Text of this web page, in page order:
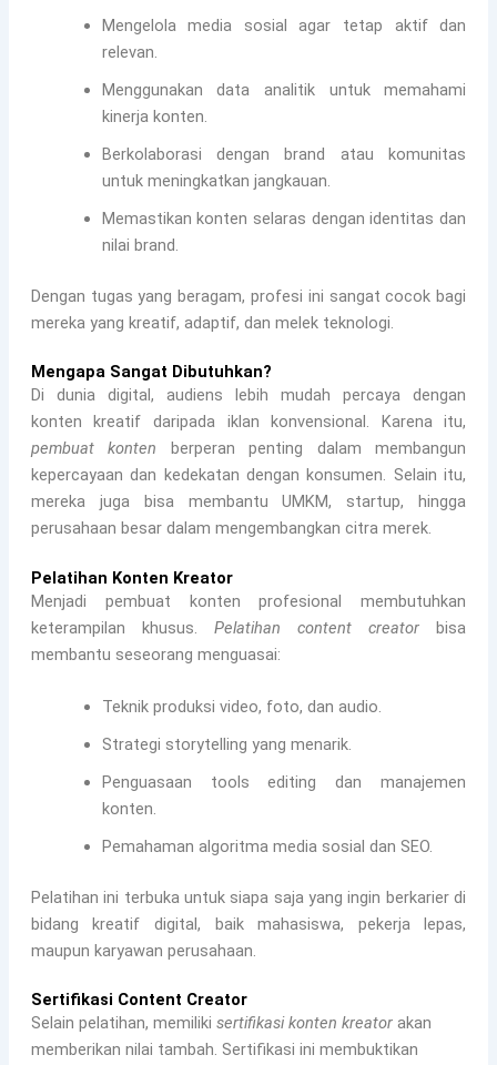
Mengelola media sosial agar tetap aktif dan
relevan.
Menggunakan data analitik untuk memahami
kinerja konten.
Berkolaborasi dengan brand atau komunitas
untuk meningkatkan jangkauan.
Memastikan konten selaras dengan identitas dan
nilai brand.
Dengan tugas yang beragam, profesi ini sangat cocok bagi
mereka yang kreatif, adaptif, dan melek teknologi.
Mengapa Sangat Dibutuhkan?
Di dunia digital, audiens lebih mudah percaya dengan
konten kreatif daripada iklan konvensional. Karena itu,
pembuat konten berperan penting dalam membangun
kepercayaan dan kedekatan dengan konsumen. Selain itu,
mereka juga bisa membantu UMKM, startup, hingga
perusahaan besar dalam mengembangkan citra merek.
Pelatihan Konten Kreator
Menjadi pembuat konten profesional membutuhkan
keterampilan khusus. Pelatihan content creator bisa
membantu seseorang menguasai:
Teknik produksi video, foto, dan audio.
Strategi storytelling yang menarik.
Penguasaan tools editing dan manajemen
konten.
Pemahaman algoritma media sosial dan SEO.
Pelatihan ini terbuka untuk siapa saja yang ingin berkarier di
bidang kreatif digital, baik mahasiswa, pekerja lepas,
maupun karyawan perusahaan.
Sertifikasi Content Creator
Selain pelatihan, memiliki sertifikasi konten kreatorakan
memberikan nilai tambah. Sertifikasi ini membuktikan